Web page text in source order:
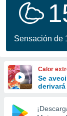
calidad.
a este
forma
digital
Sensación de
Calor
Se